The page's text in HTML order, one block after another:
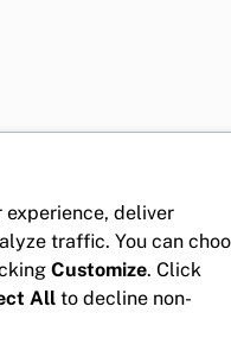
experience, deliver
traffic. You can
Customize. Click
All to decline non-